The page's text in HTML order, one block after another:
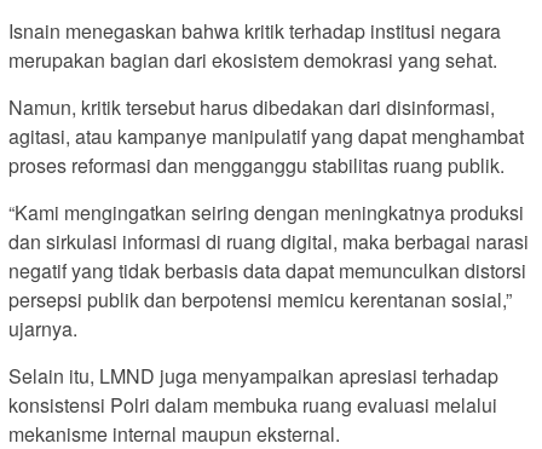
Isnain menegaskan bahwa kritik terhadap institusi negara
merupakan bagian dari ekosistem demokrasi yang sehat.
Namun, kritik tersebut harus dibedakan dari disinformasi,
agitasi, atau kampanye manipulatif yang dapat menghambat
proses reformasi dan mengganggu stabilitas ruang publik.
“Kami mengingatkan seiring dengan meningkatnya produksi
dan sirkulasi informasi di ruang digital, maka berbagai narasi
negatif yang tidak berbasis data dapat memunculkan distorsi
persepsi publik dan berpotensi memicu kerentanan sosial,”
ujarnya.
Selain itu, LMND juga menyampaikan apresiasi terhadap
konsistensi Polri dalam membuka ruang evaluasi melalui
mekanisme internal maupun eksternal.